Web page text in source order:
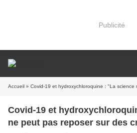
Publicité
Accueil » Covid-19 et hydroxychloroquine : "La science ne
Covid-19 et
ne peut pas reposer sur des